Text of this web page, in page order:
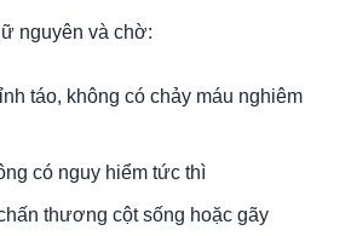
nguyên và chờ:
táo, không có chảy máu nghiêm
có nguy hiểm tức thì
thương cột sống hoặc gãy